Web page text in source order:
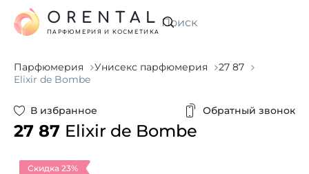
Искать
ORENTAL
ПАРФЮМЕРИЯ И КОСМЕТИКА
Парфюмерия Унисекс парфюмерия
27 87
Elixir de Bombe
В избранное Обратный звонок
27 87 Elixir de Bombe
Скидка 23%